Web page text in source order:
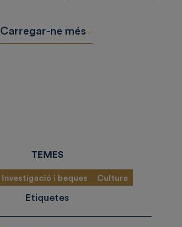
Carregar-ne més
TEMES
Investigació i beques Cultura
Etiquetes